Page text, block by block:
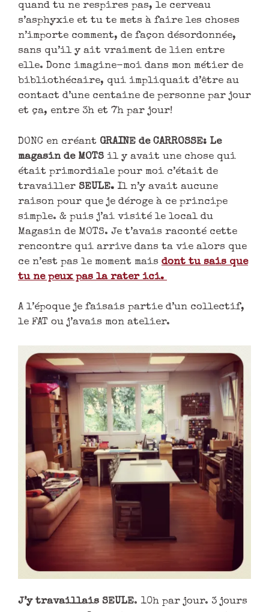
quand tu ne respires pas, le cerveau
s’asphyxie et tu te mets à faire les choses
n’importe comment, de façon désordonnée,
sans qu’il y ait vraiment de lien entre
elle. Donc imagine-moi dans mon métier de
bibliothécaire, qui impliquait d’être au
contact d’une centaine de personne par jour
et ça, entre 3h et 7h par jour!
DONC en créant GRAINE de CARROSSE: Le
magasin de MOTS il y avait une chose qui
était primordiale pour moi c’était de
travailler SEULE. Il n’y avait aucune
raison pour que je déroge à ce principe
simple. & puis j’ai visité le local du
Magasin de MOTS. Je t’avais raconté cette
rencontre qui arrive dans ta vie alors que
ce n’est pas le moment mais dont tu sais que
tu ne peux pas la rater ici.
A l’époque je faisais partie d’un collectif,
le FAT ou j’avais mon atelier.
J’y travaillais SEULE. 10h par jour. 3 jours